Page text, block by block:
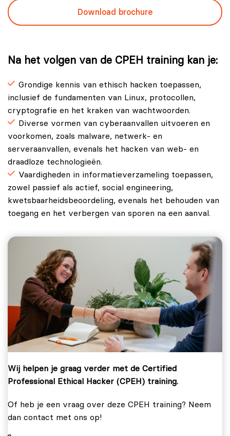
Download brochure
Na het volgen van de CPEH training kan je:
Grondige kennis van ethisch hacken toepassen,
inclusief de fundamenten van Linux, protocollen,
cryptografie en het kraken van wachtwoorden.
Diverse vormen van cyberaanvallen uitvoeren en
voorkomen, zoals malware, netwerk- en
serveraanvallen, evenals het hacken van web- en
draadloze technologieën.
Vaardigheden in informatieverzameling toepassen,
zowel passief als actief, social engineering,
kwetsbaarheidsbeoordeling, evenals het behouden van
toegang en het verbergen van sporen na een aanval.
Wij helpen je graag verder met de Certified
Professional Ethical Hacker (CPEH) training.
Of heb je een vraag over deze CPEH training? Neem
dan contact met ons op!